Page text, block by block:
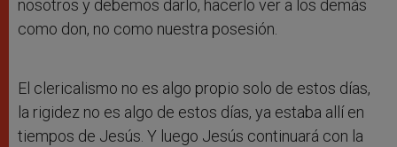
nosotros y debemos darlo, hacerlo ver a los demás
como don, no como nuestra posesión.
El clericalismo no es algo propio solo de estos días,
la rigidez no es algo de estos días, ya estaba allí en
tiempos de Jesús. Y luego Jesús continuará con la